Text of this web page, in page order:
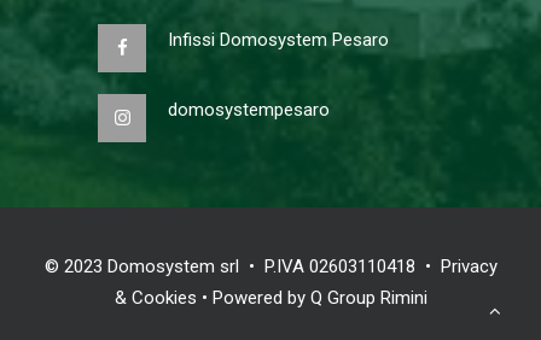
Infissi Domosystem Pesaro
domosystempesaro
© 2023 Domosystem srl • P.IVA 02603110418 • Privacy
& Cookies • Powered by Q Group Rimini